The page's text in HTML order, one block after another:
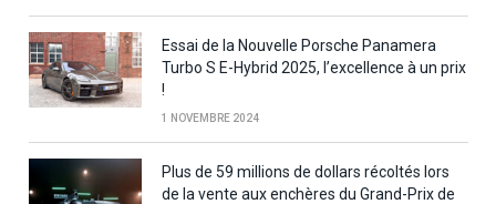
Essai de la Nouvelle Porsche Panamera
Turbo S E-Hybrid 2025, l’excellence à un prix
!
1 NOVEMBRE 2024
Plus de 59 millions de dollars récoltés lors
de la vente aux enchères du Grand-Prix de